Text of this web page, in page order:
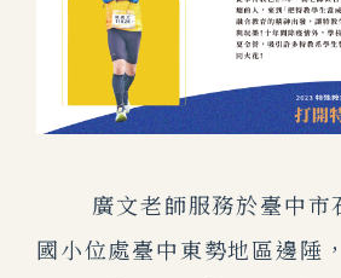
廣文老師服務於臺中市
國小位處臺中東勢地區邊陲